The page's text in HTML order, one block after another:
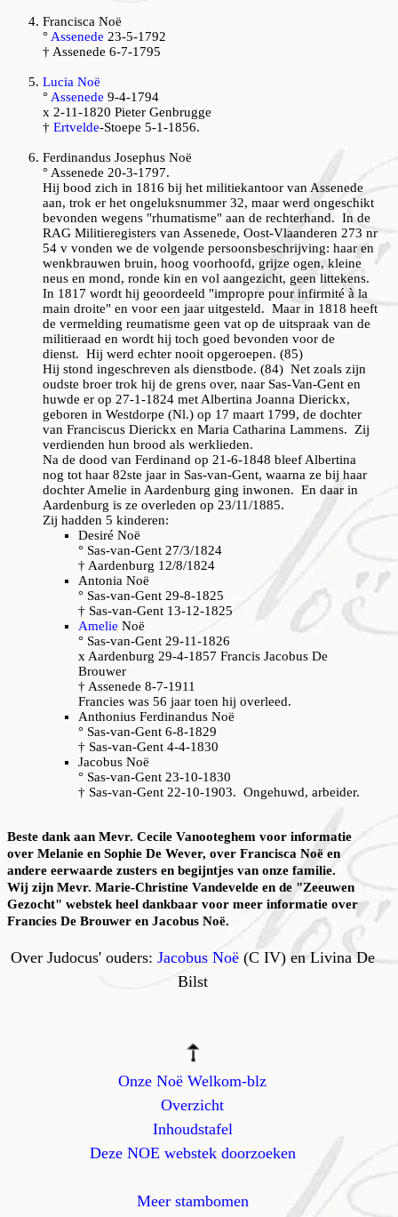
Francisca Noë
°Assenede 23-5-1792
† Assenede 6-7-1795
Lucia Noë
°Assenede 9-4-1794
x 2-11-1820 Pieter Genbrugge
† Ertvelde-Stoepe 5-1-1856.
Ferdinandus Josephus Noë
° Assenede 20-3-1797.
Hij bood zich in 1816 bij het militiekantoor van Assenede
aan, trok er het ongeluksnummer 32, maar werd ongeschikt
bevonden wegens "rhumatisme" aan de rechterhand. In de
RAG Militieregisters van Assenede, Oost-Vlaanderen 273 nr
54 v vonden we de volgende persoonsbeschrijving: haar en
wenkbrauwen bruin, hoog voorhoofd, grijze ogen, kleine
neus en mond, ronde kin en vol aangezicht, geen littekens.
In 1817 wordt hij geoordeeld "impropre pour infirmité à la
main droite" en voor een jaar uitgesteld. Maar in 1818 heeft
de vermelding reumatisme geen vat op de uitspraak van de
militieraad en wordt hij toch goed bevonden voor de
dienst. Hij werd echter nooit opgeroepen. (85)
Hij stond ingeschreven als dienstbode. (84) Net zoals zijn
oudste broer trok hij de grens over, naar Sas-Van-Gent en
huwde er op 27-1-1824 met Albertina Joanna Dierickx,
geboren in Westdorpe (Nl.) op 17 maart 1799, de dochter
van Franciscus Dierickx en Maria Catharina Lammens. Zij
verdienden hun brood als werklieden.
Na de dood van Ferdinand op 21-6-1848 bleef Albertina
nog tot haar 82ste jaar in Sas-van-Gent, waarna ze bij haar
dochter Amelie in Aardenburg ging inwonen. En daar in
Aardenburg is ze overleden op 23/11/1885.
Zij hadden 5 kinderen:
Desiré Noë
° Sas-van-Gent 27/3/1824
† Aardenburg 12/8/1824
Antonia Noë
° Sas-van-Gent 29-8-1825
† Sas-van-Gent 13-12-1825
Amelie Noë
° Sas-van-Gent 29-11-1826
x Aardenburg 29-4-1857 Francis Jacobus De
Brouwer
† Assenede 8-7-1911
Francies was 56 jaar toen hij overleed.
Anthonius Ferdinandus Noë
° Sas-van-Gent 6-8-1829
† Sas-van-Gent 4-4-1830
Jacobus Noë
° Sas-van-Gent 23-10-1830
† Sas-van-Gent 22-10-1903. Ongehuwd, arbeider.
Beste dank aan Mevr. Cecile Vanooteghem voor informatie
over Melanie en Sophie De Wever, over Francisca Noë en
andere eerwaarde zusters en begijntjes van onze familie.
Wij zijn Mevr. Marie-Christine Vandevelde en de "Zeeuwen
Gezocht" webstek heel dankbaar voor meer informatie over
Francies De Brouwer en Jacobus Noë.
Over Judocus' ouders: Jacobus Noë(C IV) en Livina De
Bilst
Onze Noë Welkom-blz
Overzicht
Inhoudstafel
Deze NOE webstek doorzoeken
Meer stambomen